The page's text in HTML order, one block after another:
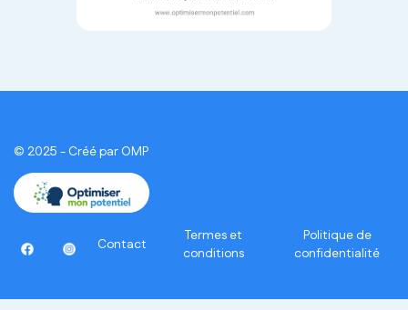
© 2025 - Créé par OMP
Contact
Termes et
conditions
Politique de
confidentialité